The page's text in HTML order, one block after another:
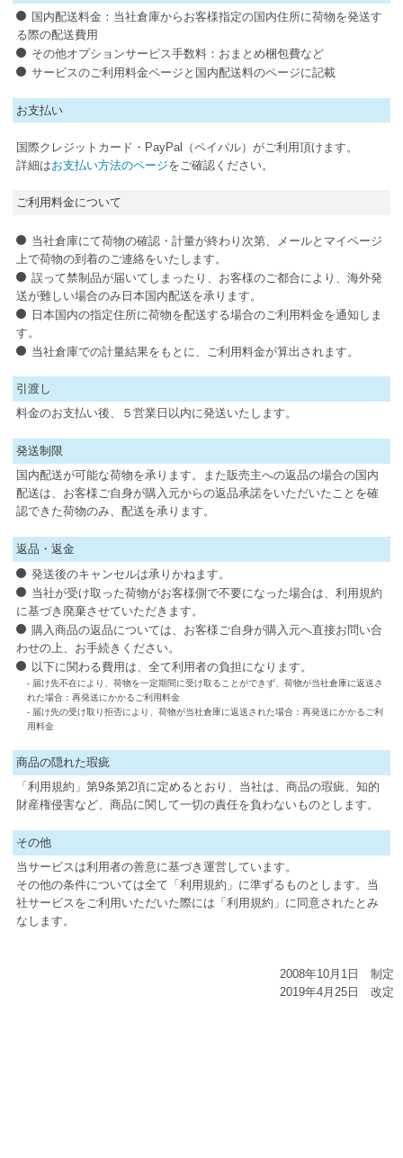
国内配送料金：当社倉庫からお客様指定の国内住所に荷物を発送す
る際の配送費用
その他オプションサービス手数料：おまとめ梱包費など
サービスのご利用料金ページと国内配送料のページに記載
お支払い
国際クレジットカード・PayPal（ペイパル）がご利用頂けます。
詳細はお支払い方法のページをご確認ください。
ご利用料金について
当社倉庫にて荷物の確認・計量が終わり次第、メールとマイページ
上で荷物の到着のご連絡をいたします。
誤って禁制品が届いてしまったり、お客様のご都合により、海外発
送が難しい場合のみ日本国内配送を承ります。
日本国内の指定住所に荷物を配送する場合のご利用料金を通知しま
す。
当社倉庫での計量結果をもとに、ご利用料金が算出されます。
引渡し
料金のお支払い後、５営業日以内に発送いたします。
発送制限
国内配送が可能な荷物を承ります。また販売主への返品の場合の国内
配送は、お客様ご自身が購入元からの返品承諾をいただいたことを確
認できた荷物のみ、配送を承ります。
返品・返金
発送後のキャンセルは承りかねます。
当社が受け取った荷物がお客様側で不要になった場合は、利用規約
に基づき廃棄させていただきます。
購入商品の返品については、お客様ご自身が購入元へ直接お問い合
わせの上、お手続きください。
以下に関わる費用は、全て利用者の負担になります。
- 届け先不在により、荷物を一定期間に受け取ることができず、荷物が当社倉庫に返送さ
れた場合：再発送にかかるご利用料金
- 届け先の受け取り拒否により、荷物が当社倉庫に返送された場合：再発送にかかるご利
用料金
商品の隠れた瑕疵
「利用規約」第9条第2項に定めるとおり、当社は、商品の瑕疵、知的
財産権侵害など、商品に関して一切の責任を負わないものとします。
その他
当サービスは利用者の善意に基づき運営しています。
その他の条件については全て「利用規約」に準ずるものとします。当
社サービスをご利用いただいた際には「利用規約」に同意されたとみ
なします。
2008年10月1日 制定
2019年4月25日 改定